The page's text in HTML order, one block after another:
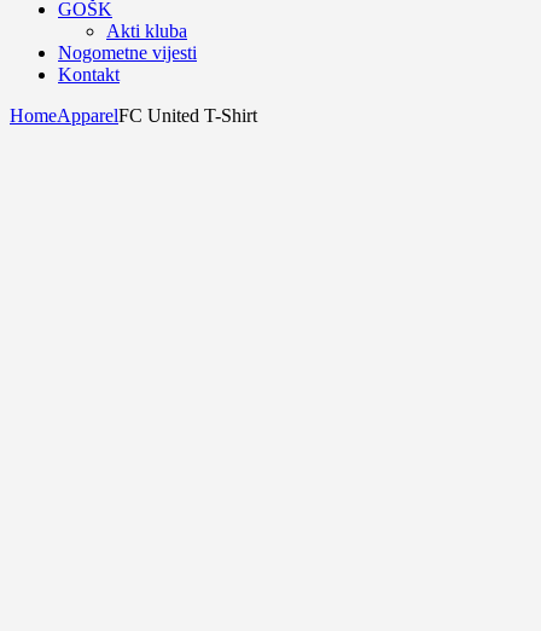
GOŠK
Akti kluba
Nogometne vijesti
Kontakt
HomeApparelFC United T-Shirt